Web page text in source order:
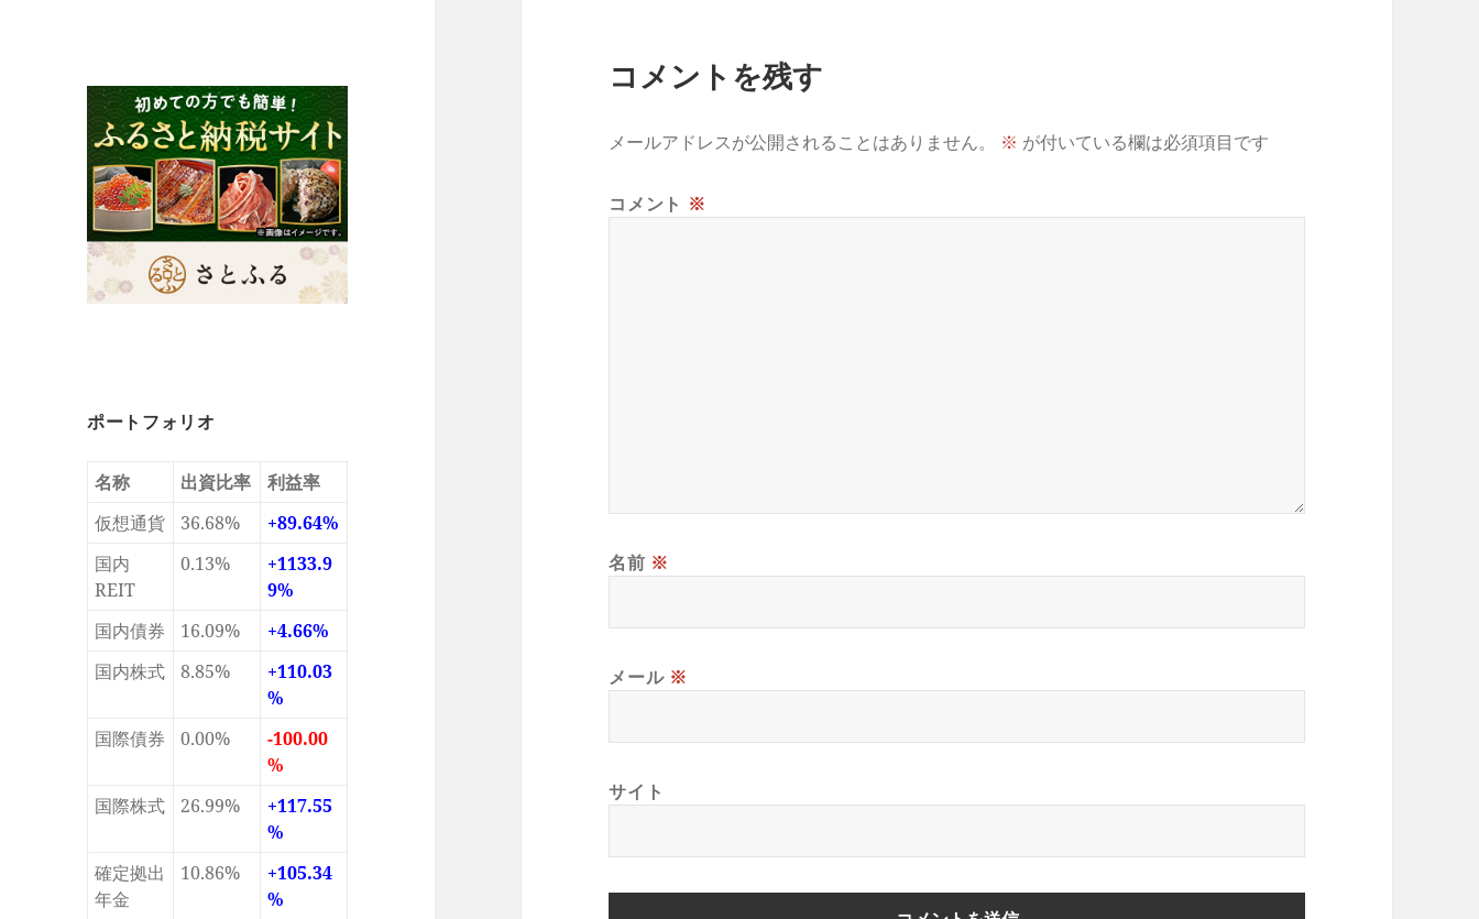
ポートフォリオ
名称 出資比率
利益率
仮想通貨
36.68%
+89.64%
国内
REIT
0.13%
+1133.9
9%
国内債券
16.09%
+4.66%
国内株式
8.85%
+110.03
%
国際債券
0.00%
-100.00
%
国際株式
26.99%
+117.55
%
確定拠出
年金
10.86%
+105.34
%
コメントを残す
メールアドレスが公開されることはありません。 ※ が付いている欄は必須項目です
コメント ※
名前 ※
メール ※
サイト